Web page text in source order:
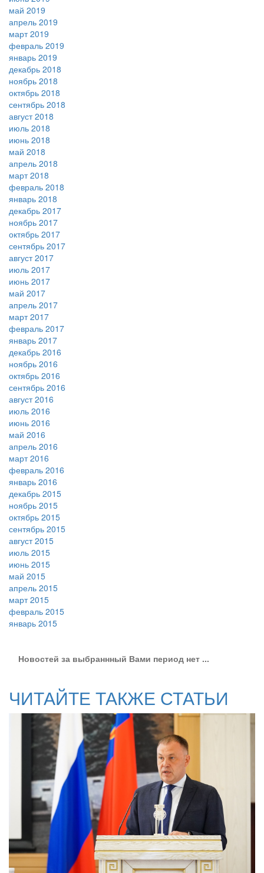
май 2019
апрель 2019
март 2019
февраль 2019
январь 2019
декабрь 2018
ноябрь 2018
октябрь 2018
сентябрь 2018
август 2018
июль 2018
июнь 2018
май 2018
апрель 2018
март 2018
февраль 2018
январь 2018
декабрь 2017
ноябрь 2017
октябрь 2017
сентябрь 2017
август 2017
июль 2017
июнь 2017
май 2017
апрель 2017
март 2017
февраль 2017
январь 2017
декабрь 2016
ноябрь 2016
октябрь 2016
сентябрь 2016
август 2016
июль 2016
июнь 2016
май 2016
апрель 2016
март 2016
февраль 2016
январь 2016
декабрь 2015
ноябрь 2015
октябрь 2015
сентябрь 2015
август 2015
июль 2015
июнь 2015
май 2015
апрель 2015
март 2015
февраль 2015
январь 2015
Новостей за выбраннный Вами период нет ...
ЧИТАЙТЕ ТАКЖЕ СТАТЬИ